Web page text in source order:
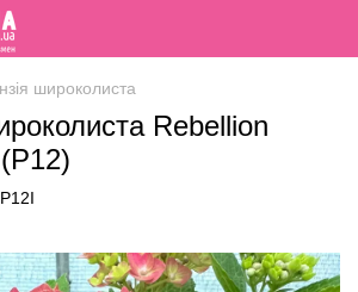
широколиста
Rebellion